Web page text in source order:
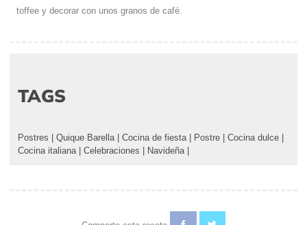
toffee y decorar con unos granos de café.
TAGS
Postres Quique Barella Cocina de fiesta Postre Cocina dulce
Cocina italiana
Celebraciones Navideña